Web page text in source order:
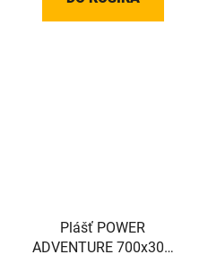
Plášť POWER
ADVENTURE 700x30C